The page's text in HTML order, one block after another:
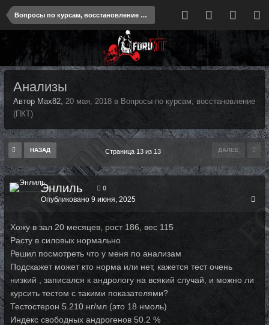
Вопросы по курсам, восстановление (ПКТ)
Анализы
Автор Max82, 20 мая, 2018 в Вопросы по курсам, восстановление
(ПКТ)
НАЗАД ДАЛЕЕ
Страница 13 из 13
Энлиль 0
Опубликовано 9 июня, 2025
Хожу в зал 20 месяцев, рост 186, вес 115
Расту в силовых нормально
Решил посмотреть что у меня по анализам
Подскажет может кто норма или нет, кажется тест очень
низкий , записался к андрологу на всякий случай, и можно ли
курсить тестом с такими показателями?
Тестостерон 5.210 нг/мл (это 18 нмоль)
Индекс свободных андрогенов 50.2 %